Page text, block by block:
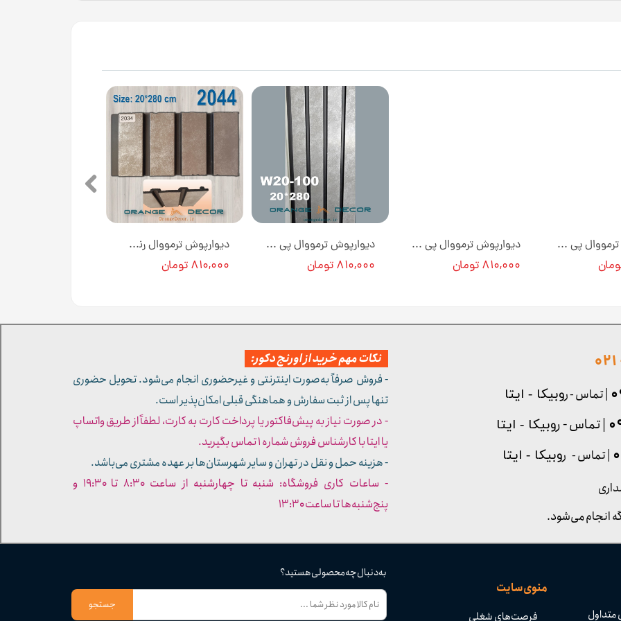
دیوارپوش ترمووال رنگ طوسی پی وی سی کد 2034 [انبار تهران]
۸۱۰,۰۰۰ تومان
دیوارپوش ترمووال پی وی سی طرح پتینه طوسی 20 سانت کد W20-100 [انبار تهران]
۸۱۰,۰۰۰ تومان
دیوارپوش ترمووال پی وی سی طرح پتینه طوسی 20 سانت کد 2084 [انبار تهران]
۸۱۰,۰۰۰ تومان
دیوارپوش ترمووال پی وی سی رنگ پتینه طوسی 20 سانت کد GP578 [انبار تهران]
منوی سایت
فرصت‌های شغلی
به دنبال چه محصولی هستید؟
جستجو
| تماس - روبیکا - ایتا
نکات مهم خرید از اورنج دکور:
- فروش صرفاً به‌صورت اینترنتی و غیرحضوری انجام می‌شود. تحویل حضوری
تنها پس از ثبت سفارش و هماهنگی قبلی امکان‌پذیر است.
- در صورت نیاز به پیش‌فاکتور یا پرداخت کارت به کارت، لطفاً از طریق واتساپ
یا ایتا با کارشناس فروش شماره ۱ تماس بگیرید.
- هزینه حمل و نقل در تهران و سایر شهرستان‌ها بر عهده مشتری می‌باشد.
- ساعات کاری فروشگاه: شنبه تا چهارشنبه از ساعت ۸:۳۰ تا ۱۹:۳۰ و
پنج‌شنبه‌ها تا ساعت ۱۳:۳۰​​​​​​​
| تماس - روبیکا - ایتا
| تماس - روبیکا - ایتا
انجام می‌شود.